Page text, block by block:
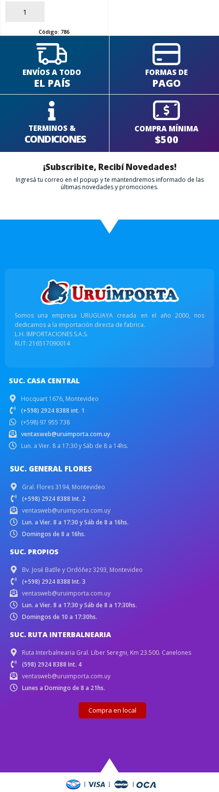
AÑADIR
Código: 786
ENVÍOS A TODO
EL PAÍS
FORMAS DE
PAGO
TERMINOS &
CONDICIONES
COMPRA MÍNIMA
$500
¡Subscribite, Recibí Novedades!
Ingresá tu correo en el popup y te mantendremos informado de las
últimas novedades y promociones.
Somos una empresa URUGUAYA creada en el año 2000, nos
dedicamos a la importación directa de fabrica.
L.H. IMPORTACIONES S.A.S.
RUT: 216517090014
SUC. CASA CENTRAL
Hocquart 1676, Montevideo
(+598) 2924 8388 int. 1
(+598) 97 955 738
ventasweb@uruimporta.com.uy
Lun. a Vier. 8 a 17:30 y Sáb de 8 a 14hs.
SUC. GENERAL FLORES
Gral. Flores 3194, Montevideo
(+598) 2924 8388 Int. 2
ventasweb@uruimporta.com.uy
Lun. a Vier. 8 a 17:30 y Sáb de 8 a 16hs.
Domingos de 8 a 16hs.
SUC. PROPIOS
Bv. José Batlle y Ordóñez 3293, Montevideo
(+598) 2924 8388 Int. 3
ventasweb@uruimporta.com.uy
Lun. a Vier. 8 a 17:30 y Sáb de 8 a 17:30hs.
Domingos de 10 a 17:30hs.
SUC. RUTA INTERBALNEARIA
Ruta Interbalnearia Gral. Líber Seregni, Km 23.500. Canelones
(598) 2924 8388 Int. 4
ventasweb@uruimporta.com.uy
Lunes a Domingo de 8 a 21hs.
Compra en local